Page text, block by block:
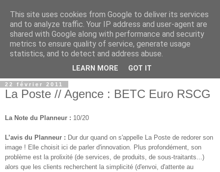
22 février 2011
La Poste // Agence : BETC Euro RSCG
La Note du Planneur : 10/20
L’avis du Planneur : Dur dur quand on s'appelle La Poste de redorer son
image ! Elle choisit ici de parler d'innovation. Plus profondément, son
problème est la prolixité (de services, de produits, de sous-traitants...)
alors que les clients recherchent la simplicité (d'envoi, d'attente au
This site uses cookies from Google to deliver its services
and to analyze traffic. Your IP address and user-agent are
shared with Google along with performance and security
metrics to ensure quality of service, generate usage
statistics, and to detect and address abuse.
LEARN MORE GOT IT